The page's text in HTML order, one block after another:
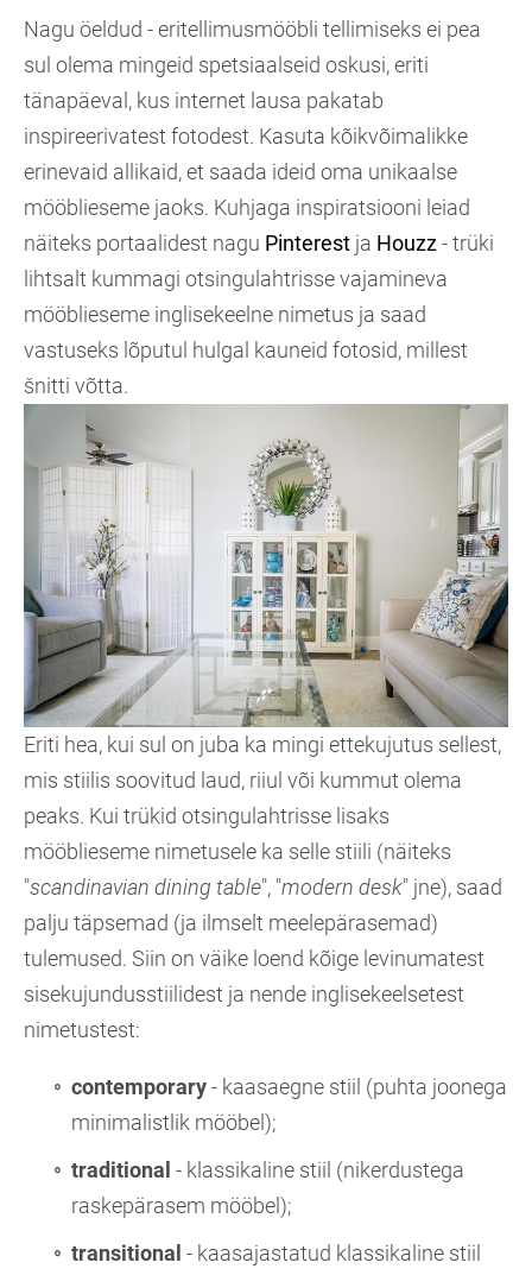
Nagu öeldud - eritellimusmööbli tellimiseks ei pea
sul olema mingeid spetsiaalseid oskusi, eriti
tänapäeval, kus internet lausa pakatab
inspireerivatest fotodest. Kasuta kõikvõimalikke
erinevaid allikaid, et saada ideid oma unikaalse
mööblieseme jaoks. Kuhjaga inspiratsiooni leiad
näiteks portaalidest nagu Pinterest ja Houzz- trüki
lihtsalt kummagi otsingulahtrisse vajamineva
mööblieseme inglisekeelne nimetus ja saad
vastuseks lõputul hulgal kauneid fotosid, millest
šnitti võtta.
Eriti hea, kui sul on juba ka mingi ettekujutus sellest,
mis stiilis soovitud laud, riiul või kummut olema
peaks. Kui trükid otsingulahtrisse lisaks
mööblieseme nimetusele ka selle stiili (näiteks
"scandinavian dining table", "modern desk" jne), saad
palju täpsemad (ja ilmselt meelepärasemad)
tulemused. Siin on väike loend kõige levinumatest
sisekujundusstiilidest ja nende inglisekeelsetest
nimetustest:
contemporary- kaasaegne stiil (puhta joonega
minimalistlik mööbel);
traditional - klassikaline stiil (nikerdustega
raskepärasem mööbel);
transitional - kaasajastatud klassikaline stiil